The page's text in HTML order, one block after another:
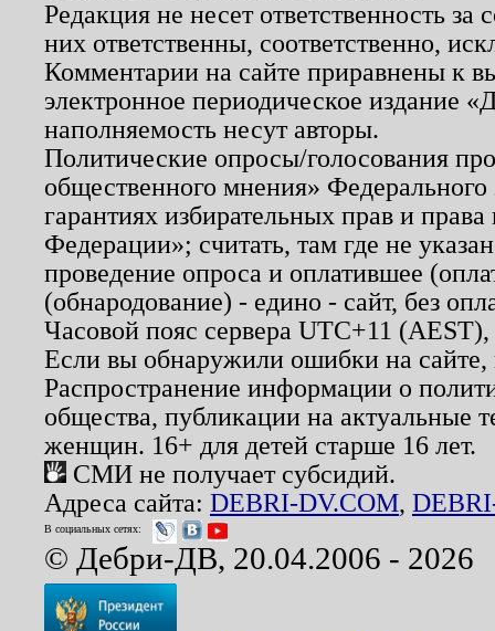
Редакция не несет ответственность
них ответственны, соответственно,
Комментарии на сайте приравнены к
электронное периодическое издание
наполняемость несут авторы.
Политические опросы/голосования
общественного мнения»
гарантиях избирательных прав и
Федерации»; считать, там где не
проведение опроса и оплатившее
(обнародование) - едино - сайт, без
Часовой пояс сервера UTC+11
Если вы обнаружили ошибки на
Распространение информации о
общества, публикации на актуальные
женщин. 16+ для детей старше 16 лет.
СМИ не получает субсидий.
Адреса сайта: DEBRI-DV.COM,
В социальных сетях:
© Дебри-ДВ, 20.04.2006 - 2026